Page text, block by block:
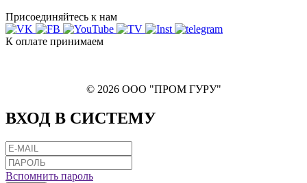
Присоединяйтесь к нам
К оплате принимаем
© 2026 ООО "ПРОМ ГУРУ"
ВХОД В СИСТЕМУ
Вспомнить пароль